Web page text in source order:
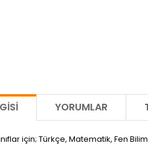
YORUMLAR
için; Türkçe, Matematik, Fen